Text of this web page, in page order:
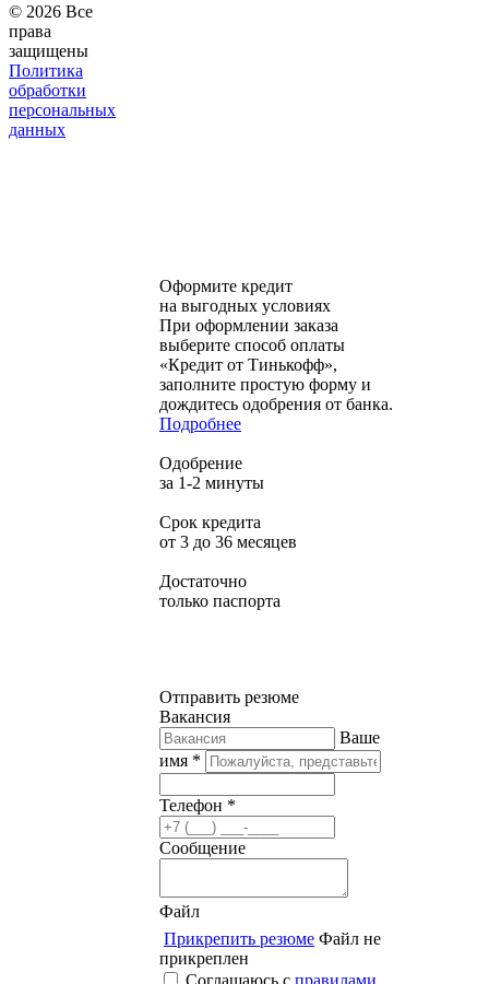
© 2026 Все
права
защищены
Политика
обработки
персональных
данных
Оформите кредит
на выгодных условиях
При оформлении заказа
выберите способ оплаты
«Кредит от Тинькофф»,
заполните простую форму и
дождитесь одобрения от банка.
Подробнее
Одобрение
за 1-2 минуты
Срок кредита
от 3 до 36 месяцев
Достаточно
только паспорта
Отправить резюме
Вакансия
Ваше
имя *
Телефон *
Сообщение
Файл
Прикрепить резюме Файл не
прикреплен
Соглашаюсь с правилами